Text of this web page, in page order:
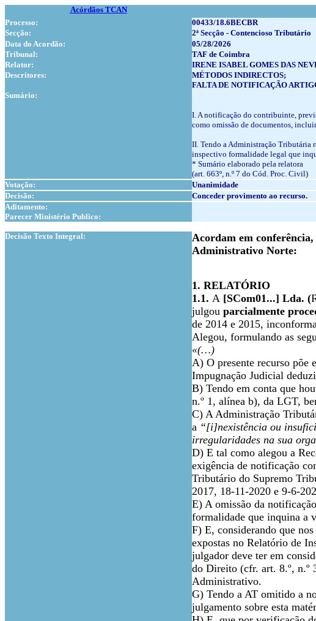
Acórdãos TCAN
Processo:
00433/18.6BECBR
Secção:
2ª Secção - Contencioso Tributário
Data do Acordão:
05/28/2026
Tribunal:
TAF de Coimbra
Relator:
IRENE ISABEL GOMES DAS
Descritores:
MÉTODOS INDIRECTOS;
FALTA DE NOTIFICAÇÃO
Sumário:
I. A notificação do contribuinte,
como omissão de documentos,
II. Tendo a Administração Tributária
inspectivo formalidade legal que
* Sumário elaborado pela relatora
(art. 663º, n.º 7 do Cód. Proc. Civil)
Votação:
Unanimidade
Decisão:
Conceder provimento ao recurso.
Aditamento:
Parecer Ministério Publico:
Decisão Texto Integral:
Acordam em
Administrativo Norte:
1. RELATÓRIO
1.1. A [SCom01...] Lda. (
julgou parcialmente
de 2014 e 2015,
Alegou, formulando as
«(…)
A) O presente recurso põe
Impugnação Judicial
B) Tendo em conta que
n.º 1, alínea b), da LGT,
C) A Administração
a “[i]nexistência ou
irregularidades na sua
D) E tal como alegou a
exigência de notificação
Tributário do Supremo
2017, 18-11-2020 e 9-6-
E) A omissão da
formalidade que inquina a
F) E, considerando que
expostas no Relatório de
julgador deve ter em
do Direito (cfr. art. 8.º, n.º
Administrativo.
G) Tendo a AT omitido a
julgamento sobre esta